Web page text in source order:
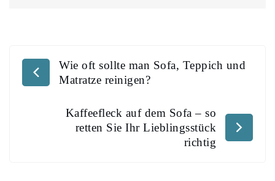
Wie oft sollte man Sofa, Teppich und
Matratze reinigen?
Kaffeefleck auf dem Sofa – so
retten Sie Ihr Lieblingsstück
richtig